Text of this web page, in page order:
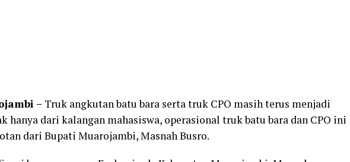
– Truk angkutan batu bara serta truk CPO masih terus menjadi
hanya dari kalangan mahasiswa, operasional truk batu bara dan CPO ini
dari Bupati Muarojambi, Masnah Busro.